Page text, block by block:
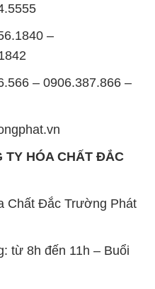
–
– 0906.387.866 –
TY HÓA CHẤT ĐẮC
Chất Đắc Trường Phát
từ 8h đến 11h – Buổi